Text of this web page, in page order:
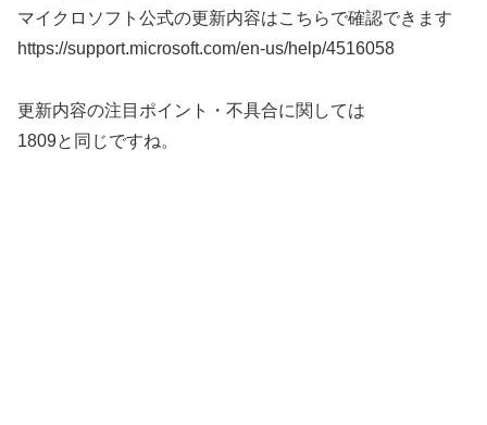
マイクロソフト公式の更新内容はこちらで確認できます
https://support.microsoft.com/en-us/help/4516058
更新内容の注目ポイント・不具合に関しては
1809と同じですね。